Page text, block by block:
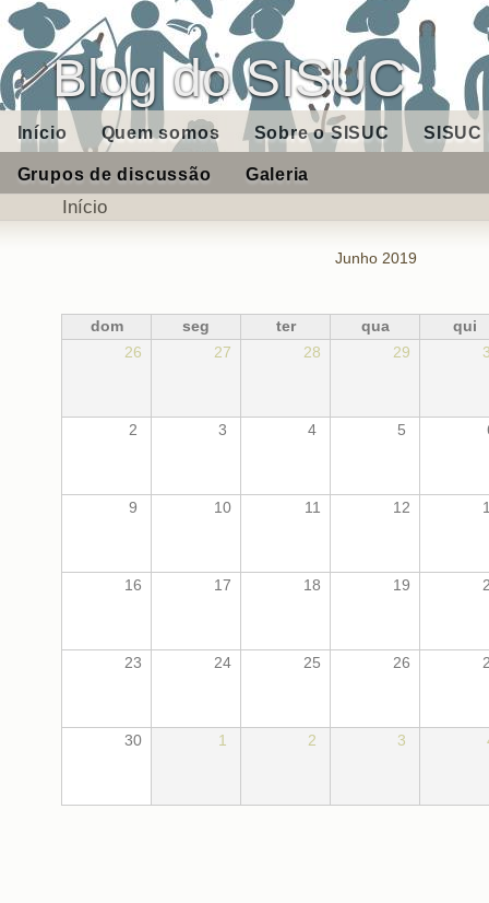
Blog do SISUC
Início Quem somos Sobre o SISUC SISUC
Grupos de discussão Galeria
Início
Junho 2019
dom seg ter qua
qui
26
27 28 29
2 3 4 5
9 10 11 12
16 17 18 19
23 24 25 26
30 1 2 3